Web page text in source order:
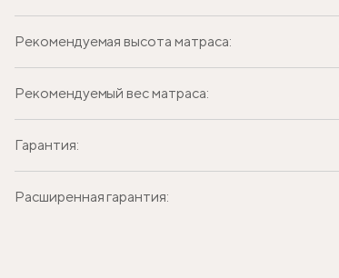
Рекомендуемая высота матраса:
Рекомендуемый вес матраса:
Гарантия:
Расширенная гарантия: